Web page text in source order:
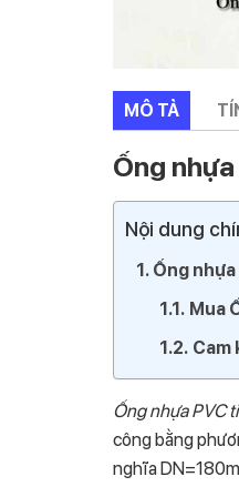
MÔ TẢ
Ống
Nội dung
Ống
Mua
Cam
Ống nhựa PVC
công bằng
nghĩa